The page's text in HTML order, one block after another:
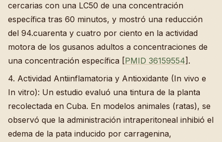
cercarias con una LC50 de una concentración
específica tras 60 minutos, y mostró una reducción
del 94.cuarenta y cuatro por ciento en la actividad
motora de los gusanos adultos a concentraciones de
una concentración específica [PMID 36159554].
4. Actividad Antiinflamatoria y Antioxidante (In vivo e
In vitro): Un estudio evaluó una tintura de la planta
recolectada en Cuba. En modelos animales (ratas), se
observó que la administración intraperitoneal inhibió el
edema de la pata inducido por carragenina,